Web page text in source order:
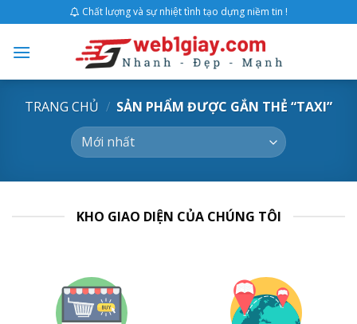
content
Chất lượng và sự nhiệt tình tạo dựng niềm tin !
TRANG CHỦ / SẢN PHẨM ĐƯỢC GẮN THẺ “TAXI”
KHO GIAO DIỆN CỦA CHÚNG TÔI